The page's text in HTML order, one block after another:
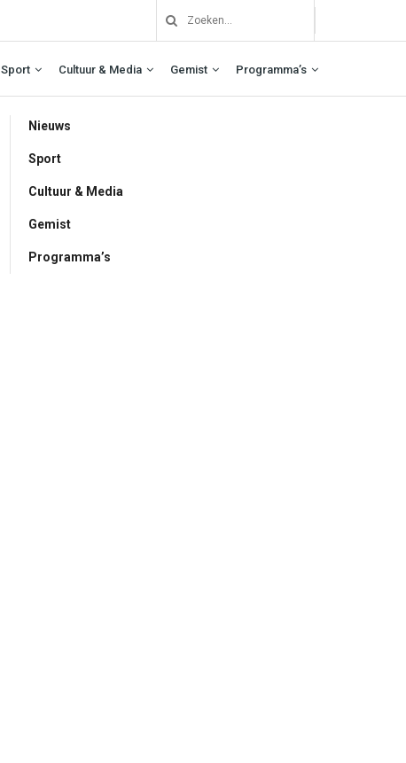
Sport Cultuur & Media Gemist Programma’s
Nieuws
Sport
Cultuur & Media
Gemist
Programma’s